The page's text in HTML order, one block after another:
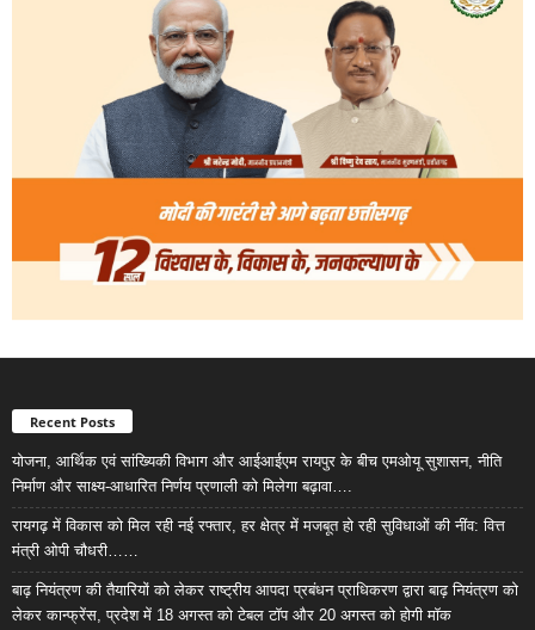
Recent Posts
योजना, आर्थिक एवं सांख्यिकी विभाग और आईआईएम रायपुर के बीच एमओयू सुशासन, नीति
निर्माण और साक्ष्य-आधारित निर्णय प्रणाली को मिलेगा बढ़ावा….
रायगढ़ में विकास को मिल रही नई रफ्तार, हर क्षेत्र में मजबूत हो रही सुविधाओं की नींव: वित्त
मंत्री ओपी चौधरी……
बाढ़ नियंत्रण की तैयारियों को लेकर राष्ट्रीय आपदा प्रबंधन प्राधिकरण द्वारा बाढ़ नियंत्रण को
लेकर कान्फ्रेंस, प्रदेश में 18 अगस्त को टेबल टॉप और 20 अगस्त को होगी मॉक